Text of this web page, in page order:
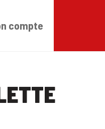
compte